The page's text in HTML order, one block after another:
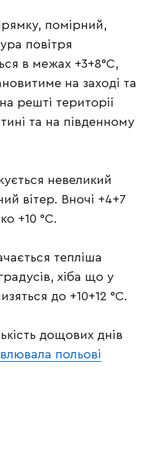
помірний,
повітря
в межах +3+8°С,
на заході та
решті території
та на південному
невеликий
вітер. Вночі +4+7
+10 °С.
тепліша
хіба що у
до +10+12 °С.
дощових днів
польові